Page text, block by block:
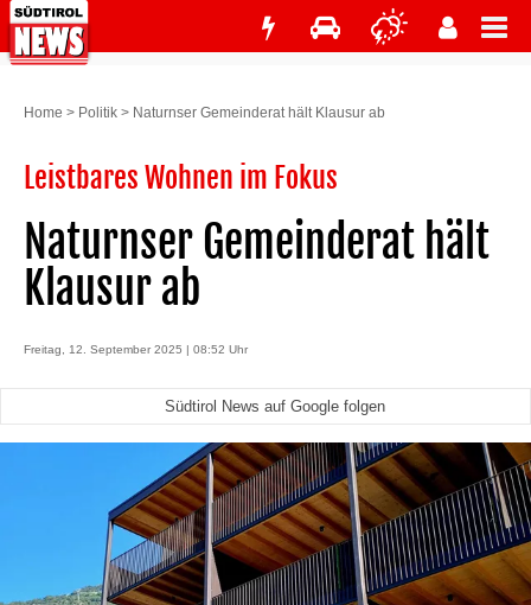
Home > Politik > Naturnser Gemeinderat hält Klausur ab
Leistbares Wohnen im Fokus
Naturnser Gemeinderat hält
Klausur ab
Freitag, 12. September 2025 | 08:52 Uhr
Südtirol News auf Google folgen